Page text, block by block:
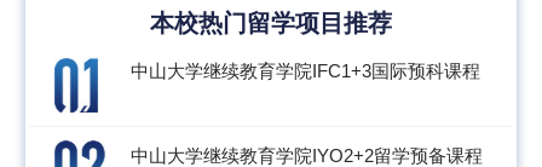
本校热门留学项目推荐
中山大学继续教育学院IFC1+3国际预科课程
中山大学继续教育学院IYO2+2留学预备课程